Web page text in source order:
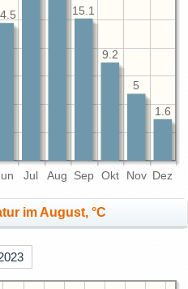
Jul Aug Sep Okt Nov Dez
1.6
5
9.2
15.1
im August, °C